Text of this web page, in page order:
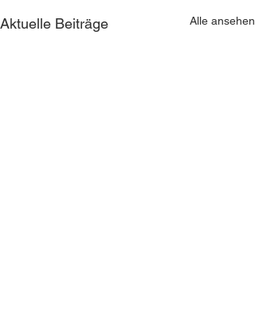
Aktuelle Beiträge Alle ansehen